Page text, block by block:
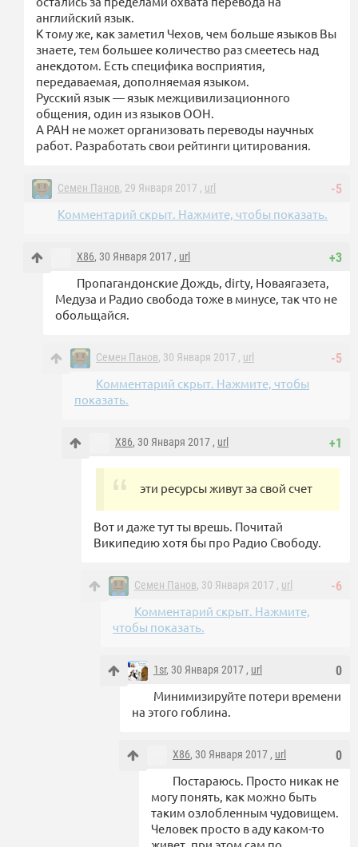
английский язык.
К тому же, как заметил Чехов, чем больше языков Вы
знаете, тем большее количество раз смеетесь над
анекдотом. Есть специфика восприятия,
передаваемая, дополняемая языком.
Русский язык — язык межцивилизационного
общения, один из языков ООН.
А РАН не может организовать переводы научных
работ. Разработать свои рейтинги цитирования.
-5
Семен Панов, 29 Января 2017 , url
Комментарий скрыт. Нажмите, чтобы показать.
+3
X86, 30 Января 2017 , url
Пропагандонские Дождь, dirty, Новаягазета,
Медуза и Радио свобода тоже в минусе, так что не
обольщайся.
-5
Семен Панов, 30 Января 2017 , url
Комментарий скрыт. Нажмите, чтобы
показать.
+1
X86, 30 Января 2017 , url
эти ресурсы живут за свой счет
Вот и даже тут ты врешь. Почитай
Википедию хотя бы про Радио Свободу.
-6
Семен Панов, 30 Января 2017 , url
Комментарий скрыт. Нажмите,
чтобы показать.
0
1sr, 30 Января 2017 , url
Минимизируйте потери времени
на этого гоблина.
0
X86, 30 Января 2017 , url
Постараюсь. Просто никак не
могу понять, как можно быть
таким озлобленным чудовищем.
Человек просто в аду каком-то